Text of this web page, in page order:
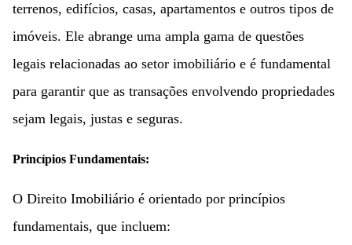
terrenos, edifícios, casas, apartamentos e outros tipos de
imóveis. Ele abrange uma ampla gama de questões
legais relacionadas ao setor imobiliário e é fundamental
para garantir que as transações envolvendo propriedades
sejam legais, justas e seguras.
Princípios Fundamentais:
O Direito Imobiliário é orientado por princípios
fundamentais, que incluem: